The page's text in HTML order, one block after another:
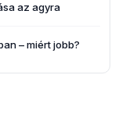
az agyra
– miért jobb?